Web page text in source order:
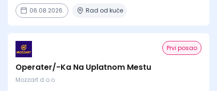
06.08.2026. Rad od kuće
Prvi posao
Operater/-Ka Na Uplatnom Mestu
Mozzart d.o.o.